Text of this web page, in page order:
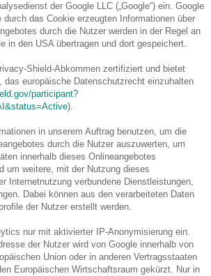
der Google LLC („Google“) ein. Google
das Cookie erzeugten Informationen über
durch die Nutzer werden in der Regel an
in den USA übertragen und dort gespeichert.
Shield-Abkommen zertifiziert und bietet
das europäische Datenschutzrecht einzuhalten
participant?
).
in unserem Auftrag benutzen, um die
durch die Nutzer auszuwerten, um
innerhalb dieses Onlineangebotes
um weitere, mit der Nutzung dieses
Internetnutzung verbundene Dienstleistungen,
Dabei können aus den verarbeiteten Daten
der Nutzer erstellt werden.
nur mit aktivierter IP-Anonymisierung ein.
der Nutzer wird von Google innerhalb von
Union oder in anderen Vertragsstaaten
Europäischen Wirtschaftsraum gekürzt. Nur in